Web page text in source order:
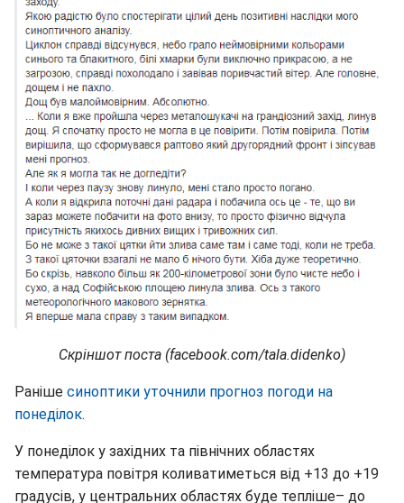
Скріншот поста (facebook.com/tala.didenko)
Раніше синоптики уточнили прогноз погоди на
понеділок.
У понеділок у західних та північних областях
температура повітря коливатиметься від +13 до +19
градусів, у центральних областях буде тепліше– до